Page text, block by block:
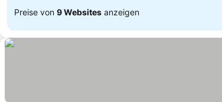
Preise von 9 Websites anzeigen